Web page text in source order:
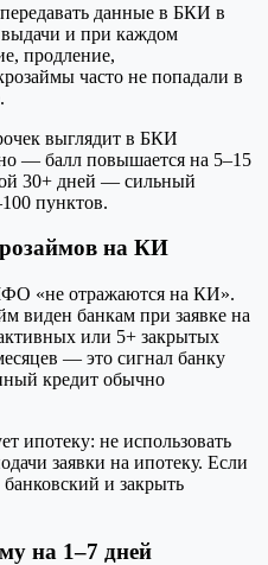
данные в БКИ в
выдачи и при каждом
продление,
часто не попадали в
выглядит в БКИ
— балл повышается на 5–15
30+ дней — сильный
пунктов.
на КИ
«не отражаются на КИ».
виден банкам при заявке на
или 5+ закрытых
— это сигнал банку
кредит обычно
ипотеку: не использовать
заявки на ипотеку. Если
и закрыть
на 1–7 дней